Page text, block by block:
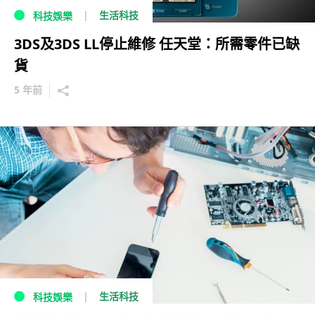
科技娛樂 生活科技
3DS及3DS LL停止維修 任天堂：所需零件已缺
貨
5 年前
科技娛樂 生活科技